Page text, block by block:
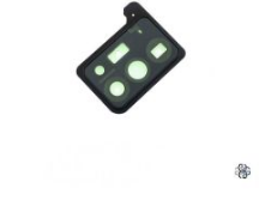
DESEJOS